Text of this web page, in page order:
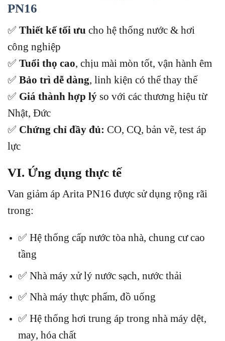
PN16
✅ Thiết kế tối ưu cho hệ thống nước & hơi
công nghiệp
✅ Tuổi thọ cao, chịu mài mòn tốt, vận hành êm
✅ Bảo trì dễ dàng, linh kiện có thể thay thế
✅ Giá thành hợp lý so với các thương hiệu từ
Nhật, Đức
✅ Chứng chỉ đầy đủ: CO, CQ, bản vẽ, test áp
lực
VI. Ứng dụng thực tế
Van giảm áp Arita PN16 được sử dụng rộng rãi
trong:
✅ Hệ thống cấp nước tòa nhà, chung cư cao
tầng
✅ Nhà máy xử lý nước sạch, nước thải
✅ Nhà máy thực phẩm, đồ uống
✅ Hệ thống hơi trung áp trong nhà máy dệt,
may, hóa chất